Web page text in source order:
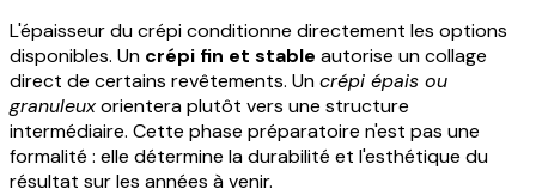
L'épaisseur du crépi conditionne directement les options
disponibles. Un crépi fin et stable autorise un collage
direct de certains revêtements. Uncrépi épais ou
granuleuxorientera plutôt vers une structure
intermédiaire. Cette phase préparatoire n'est pas une
formalité : elle détermine la durabilité et l'esthétique du
résultat sur les années à venir.